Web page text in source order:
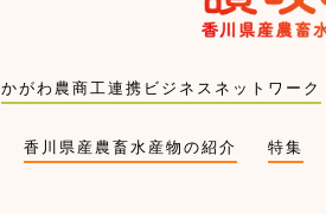
かがわ農商工連携ビジネスネットワーク
香川県産農畜水産物の紹介 特集